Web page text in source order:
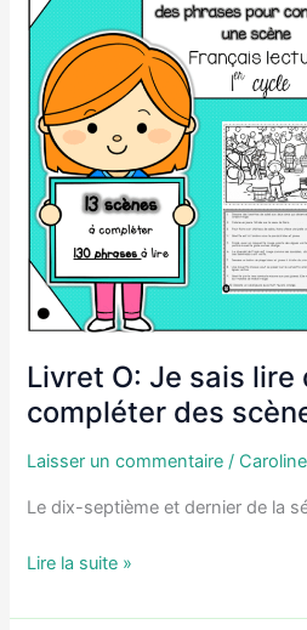
complet
Livret O: Je sais
compléter des
Laisser un commentaire / Caroline
Le dix-septième et dernier de la
Livret
Je
Lire la suite »